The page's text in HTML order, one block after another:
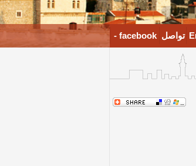
تواصل facebook -